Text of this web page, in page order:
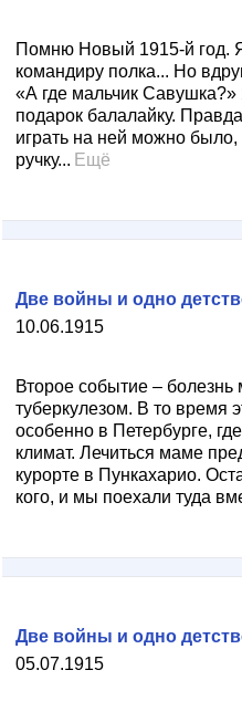
Помню Новый 1915-й год.
командиру полка... Но
«А где мальчик Савушка?»
подарок балалайку.
играть на ней можно
ручку... Ещё
10.06.1915
Две войны и одно
Второе событие –
туберкулезом. В то время
особенно в Петербурге,
климат. Лечиться маме
курорте в Пункахарио.
кого, и мы поехали туда
05.07.1915
Две войны и одно